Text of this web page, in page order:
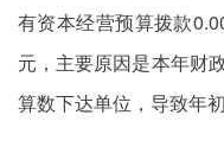
有资本经营预算拨款
元，主要原因是本年财
算数下达单位，导致年